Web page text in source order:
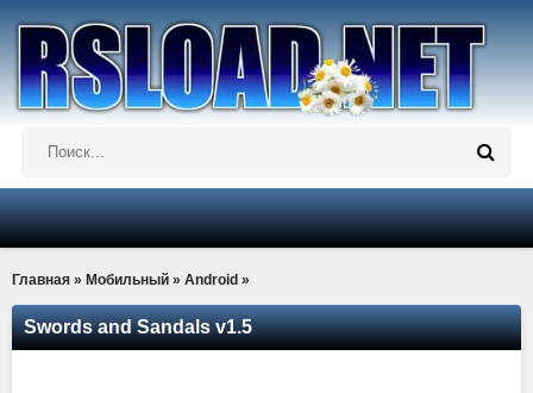
Главная » Мобильный » Android »
Swords and Sandals v1.5